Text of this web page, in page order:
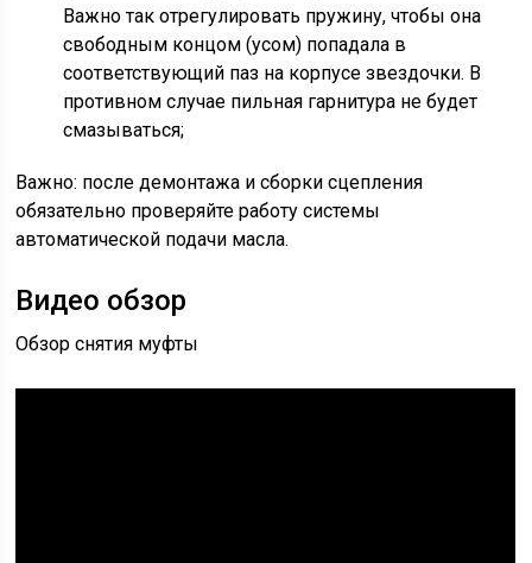
Важно так отрегулировать пружину, чтобы она
свободным концом (усом) попадала в
соответствующий паз на корпусе звездочки. В
противном случае пильная гарнитура не будет
смазываться;
Важно: после демонтажа и сборки сцепления
обязательно проверяйте работу системы
автоматической подачи масла.
Видео обзор
Обзор снятия муфты